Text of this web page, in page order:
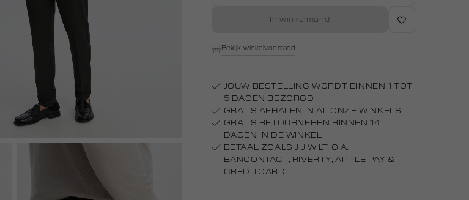
In winkelmand
Bekijk winkelvoorraad
JOUW BESTELLING WORDT BINNEN 1 TOT
5 DAGEN BEZORGD
GRATIS AFHALEN IN AL ONZE WINKELS
GRATIS RETOURNEREN BINNEN 14
DAGEN IN DE WINKEL
BETAAL ZOALS JIJ WILT: O.A.
BANCONTACT, RIVERTY, APPLE PAY &
CREDITCARD